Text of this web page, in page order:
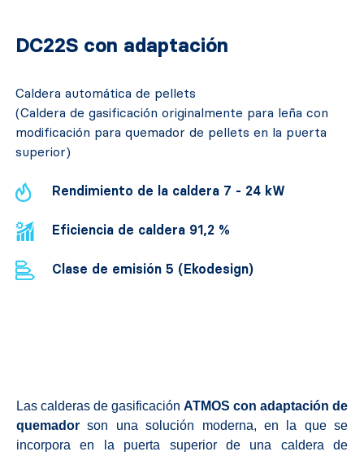
DC22S con adaptación
Caldera automática de pellets
(Caldera de gasificación originalmente para leña con
modificación para quemador de pellets en la puerta
superior)
Rendimiento de la caldera 7 - 24 kW
Eficiencia de caldera 91,2 %
Clase de emisión 5 (Ekodesign)
Las calderas de gasificación ATMOS con adaptación de
quemador son una solución moderna, en la que se
incorpora en la puerta superior de una caldera de